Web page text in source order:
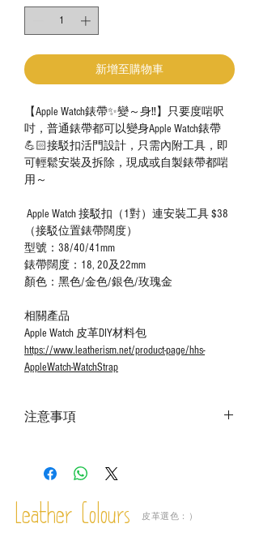
新增至購物車
【Apple Watch錶帶✨變～身‼️】只要度啱呎
吋，普通錶帶都可以變身Apple Watch錶帶
💪🏻接駁扣活門設計，只需內附工具，即
可輕鬆安裝及拆除，現成或自製錶帶都啱
用～
Apple Watch 接駁扣（1對）連安裝工具 $38
（接駁位置錶帶闊度）
型號：38/40/41mm
錶帶闊度：18, 20及22mm
顏色：黑色/金色/銀色/玫瑰金
相關產品
Apple Watch 皮革DIY材料包
https://www.leatherism.net/product-page/hhs-
AppleWatch-WatchStrap
注意事項
－ 此產品含有細小配件、尖銳物件，恕不
必須由成年人陪同下使用並應小心處理。
Leather Colours 皮革選色：）